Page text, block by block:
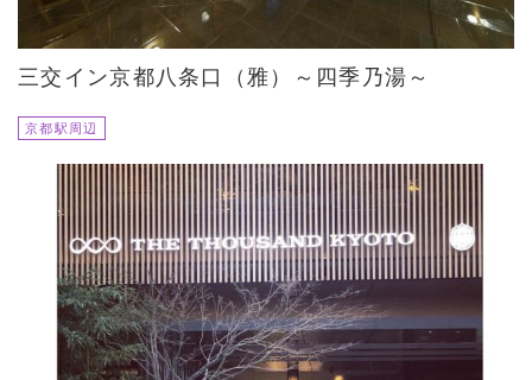
三交イン京都八条口（雅）～四季乃湯～
京都駅周辺